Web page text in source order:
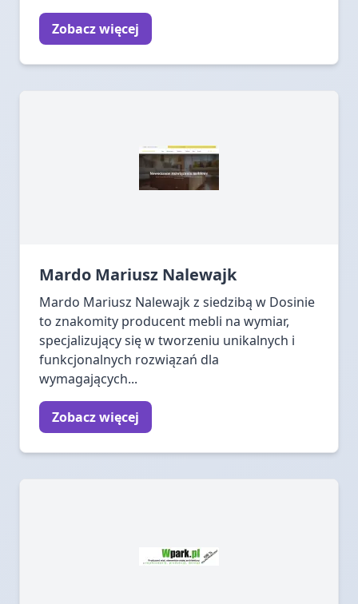
Zobacz więcej
Mardo Mariusz Nalewajk
Mardo Mariusz Nalewajk z siedzibą w Dosinie
to znakomity producent mebli na wymiar,
specjalizujący się w tworzeniu unikalnych i
funkcjonalnych rozwiązań dla
wymagających...
Zobacz więcej